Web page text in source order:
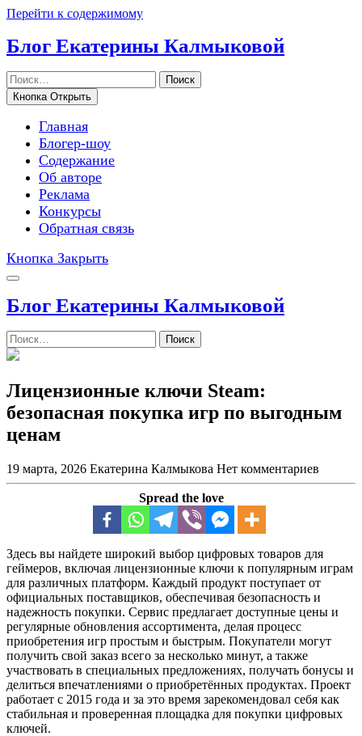
Перейти к содержимому
Блог Екатерины Калмыковой
Поиск
Кнопка Открыть
Главная
Блогер-шоу
Содержание
Об авторе
Реклама
Конкурсы
Обратная связь
Кнопка Закрыть
Блог Екатерины Калмыковой
Поиск
Лицензионные ключи Steam:
безопасная покупка игр по выгодным
ценам
19 марта, 2026 Екатерина Калмыкова Нет комментариев
Spread the love
Здесь вы найдете широкий выбор цифровых товаров для
геймеров, включая лицензионные ключи к популярным играм
для различных платформ. Каждый продукт поступает от
официальных поставщиков, обеспечивая безопасность и
надежность покупки. Сервис предлагает доступные цены и
регулярные обновления ассортимента, делая процесс
приобретения игр простым и быстрым. Покупатели могут
получить свой заказ всего за несколько минут, а также
участвовать в специальных предложениях, получать бонусы и
делиться впечатлениями о приобретённых продуктах. Проект
работает с 2015 года и за это время зарекомендовал себя как
стабильная и проверенная площадка для покупки цифровых
ключей.